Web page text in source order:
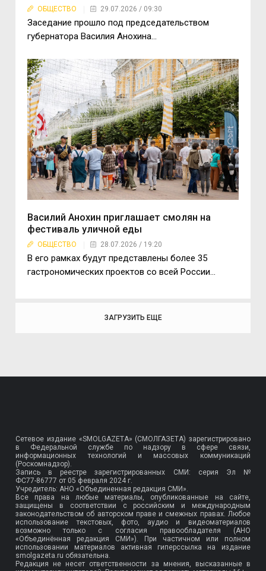
ОБЩЕСТВО 29.07.2026 / 09:30
Заседание прошло под председательством
губернатора Василия Анохина...
Василий Анохин приглашает смолян на
фестиваль уличной еды
ОБЩЕСТВО 28.07.2026 / 19:20
В его рамках будут представлены более 35
гастрономических проектов со всей России…
ЗАГРУЗИТЬ ЕЩЕ
Сетевое издание «SMOLGAZETA» (СМОЛГАЗЕТА) зарегистрировано
в Федеральной службе по надзору в сфере связи,
информационных технологий и массовых коммуникаций
(Роскомнадзор).
Запись в реестре зарегистрированных СМИ: серия Эл №
ФС77-86777 от 05 февраля 2024 г.
Учредитель: АНО «Объединенная редакция СМИ».
Все права на любые материалы, опубликованные на сайте,
защищены в соответствии с российским и международным
законодательством об авторском праве и смежных правах. Любое
использование текстовых, фото, аудио и видеоматериалов
возможно только с согласия правообладателя (АНО
«Объединённая редакция СМИ»). При частичном или полном
использовании материалов активная гиперссылка на издание
smolgazeta.ru обязательна.
Редакция не несет ответственности за мнения, высказанные в